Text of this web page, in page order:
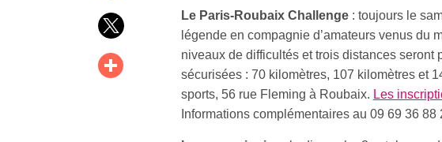
Le Paris-Roubaix Challenge: toujours le
légende en compagnie d’amateurs venus du
niveaux de difficultés et trois distances
sécurisées : 70 kilomètres, 107 kilomètres et
sports, 56 rue Fleming à Roubaix. Les
Informations complémentaires au 09 69 36 88